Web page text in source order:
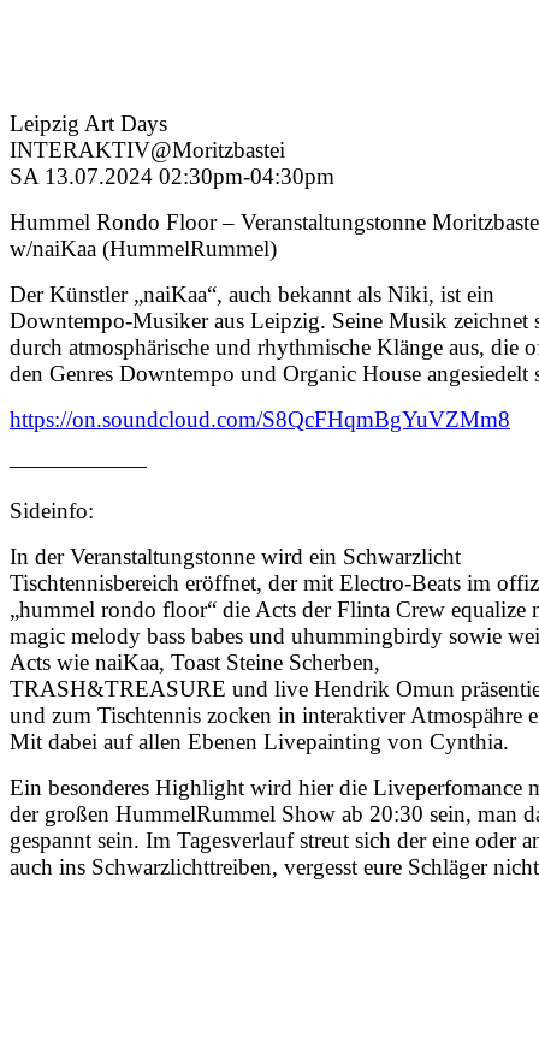
Leipzig Art Days
INTERAKTIV@Moritzbastei
SA 13.07.2024 02:30pm-04:30pm
Hummel Rondo Floor – Veranstaltungstonne
w/naiKaa (HummelRummel)
Der Künstler „naiKaa“, auch bekannt als Niki, ist ein
Downtempo-Musiker aus Leipzig. Seine Musik zeichnet
durch atmosphärische und rhythmische Klänge aus, die
den Genres Downtempo und Organic House angesiedelt
https://on.soundcloud.com/S8QcFHqmBgYuVZMm8
——————
Sideinfo:
In der Veranstaltungstonne wird ein Schwarzlicht
Tischtennisbereich eröffnet, der mit Electro-Beats im
„hummel rondo floor“ die Acts der Flinta Crew equalize
magic melody bass babes und uhummingbirdy sowie
Acts wie naiKaa, Toast Steine Scherben,
TRASH&TREASURE und live Hendrik Omun
und zum Tischtennis zocken in interaktiver Atmospähre
Mit dabei auf allen Ebenen Livepainting von Cynthia.
Ein besonderes Highlight wird hier die Liveperfomance
der großen HummelRummel Show ab 20:30 sein, man
gespannt sein. Im Tagesverlauf streut sich der eine oder
auch ins Schwarzlichttreiben, vergesst eure Schläger